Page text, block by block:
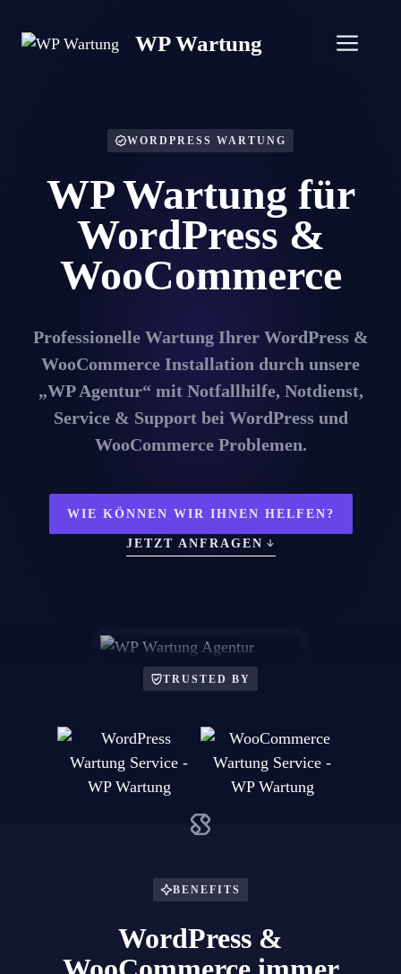
Inhalt
WP Wartung
WORDPRESS WARTUNG
WP Wartung für
WordPress &
WooCommerce
Professionelle Wartung Ihrer WordPress &
WooCommerce Installation durch unsere
„WP Agentur“ mit Notfallhilfe, Notdienst,
Service & Support bei WordPress und
WooCommerce Problemen.
WIE KÖNNEN WIR IHNEN HELFEN?
JETZT ANFRAGEN
TRUSTED BY
BENEFITS
WordPress &